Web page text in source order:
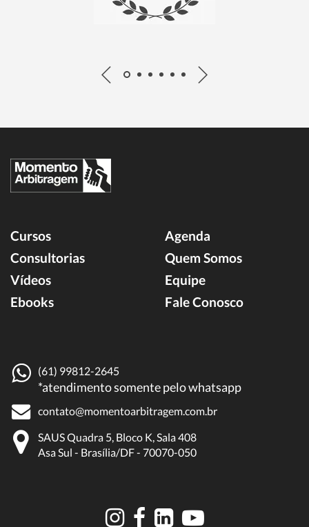
Cursos
Consultorias
Vídeos
Ebooks
Agenda
Quem Somos
Equipe
Fale Conosco
(61) 99812-2645
*atendimento somente pelo whatsapp
contato@momentoarbitragem.com.br
SAUS Quadra 5, Bloco K, Sala 408
Asa Sul - Brasília/DF - 70070-050